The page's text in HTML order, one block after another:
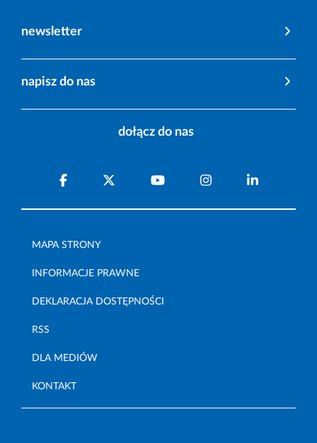
newsletter
napisz do nas
dołącz do nas
MAPA STRONY
INFORMACJE PRAWNE
DEKLARACJA DOSTĘPNOŚCI
RSS
DLA MEDIÓW
KONTAKT